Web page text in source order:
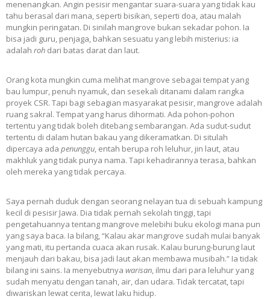
menenangkan. Angin pesisir mengantar suara-suara yang tidak kau
tahu berasal dari mana, seperti bisikan, seperti doa, atau malah
mungkin peringatan. Di sinilah mangrove bukan sekadar pohon. Ia
bisa jadi guru, penjaga, bahkan sesuatu yang lebih misterius: ia
adalah roh dari batas darat dan laut.
Orang kota mungkin cuma melihat mangrove sebagai tempat yang
bau lumpur, penuh nyamuk, dan sesekali ditanami dalam rangka
proyek CSR. Tapi bagi sebagian masyarakat pesisir, mangrove adalah
ruang sakral. Tempat yang harus dihormati. Ada pohon-pohon
tertentu yang tidak boleh ditebang sembarangan. Ada sudut-sudut
tertentu di dalam hutan bakau yang dikeramatkan. Di situlah
dipercaya ada penunggu, entah berupa roh leluhur, jin laut, atau
makhluk yang tidak punya nama. Tapi kehadirannya terasa, bahkan
oleh mereka yang tidak percaya.
Saya pernah duduk dengan seorang nelayan tua di sebuah kampung
kecil di pesisir Jawa. Dia tidak pernah sekolah tinggi, tapi
pengetahuannya tentang mangrove melebihi buku ekologi mana pun
yang saya baca. Ia bilang, “Kalau akar mangrove sudah mulai banyak
yang mati, itu pertanda cuaca akan rusak. Kalau burung-burung laut
menjauh dari bakau, bisa jadi laut akan membawa musibah.” Ia tidak
bilang ini sains. Ia menyebutnya warisan, ilmu dari para leluhur yang
sudah menyatu dengan tanah, air, dan udara. Tidak tercatat, tapi
diwariskan lewat cerita, lewat laku hidup.